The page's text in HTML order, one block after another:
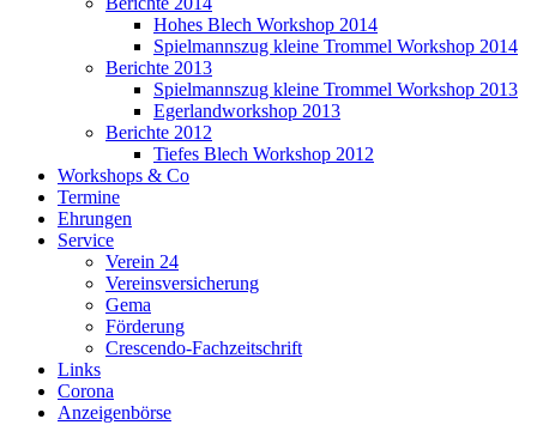
Hohes Blech Workshop 2014
Spielmannszug kleine Trommel Workshop 2014
Berichte 2013
Spielmannszug kleine Trommel Workshop 2013
Egerlandworkshop 2013
Berichte 2012
Tiefes Blech Workshop 2012
Workshops & Co
Termine
Ehrungen
Service
Verein 24
Vereinsversicherung
Gema
Förderung
Crescendo-Fachzeitschrift
Links
Corona
Anzeigenbörse